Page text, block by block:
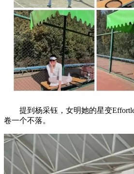
提到杨采钰，女明她的星变
卷一个不落。